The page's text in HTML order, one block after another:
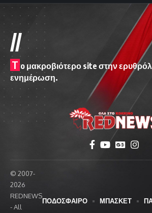
//
T o μακροβιότερο site στην
ενημέρωση.
© 2007-
2026
REDNEWS
- All
ΠΟΔΟΣΦΑΙΡΟ ΜΠΑΣΚΕΤ